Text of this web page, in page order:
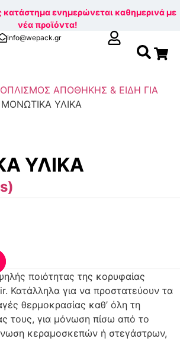
κατάστημα ενημερώνεται καθημερινά με
νέα προϊόντα!
info@wepack.gr
ΑΠΟΘΗΚΗΣ & ΕΙΔΗ ΓΙΑ
ΥΛΙΚΑ
ΥΛΙΚΑ
ποιότητας της κορυφαίας
Κατάλληλα για να προστατεύουν τα
θερμοκρασίας καθ’ όλη τη
τους, για μόνωση πίσω από το
κεραμοσκεπών ή στεγάστρων,